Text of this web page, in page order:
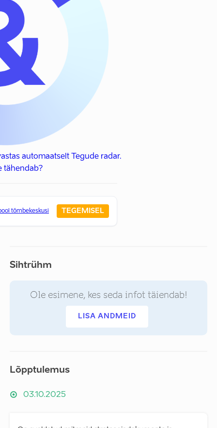
automaatselt Tegude radar.
tähendab?
tõmbekeskusi TEGEMISEL
Sihtrühm
Ole esimene, kes seda infot täiendab!
LISA ANDMEID
Lõpptulemus
03.10.2025